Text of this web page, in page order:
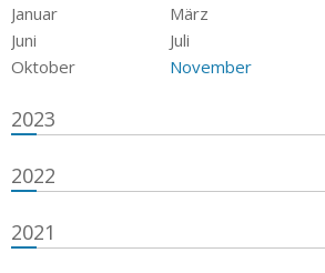
Januar März
Juni
Juli
Oktober
November
2023
2022
2021